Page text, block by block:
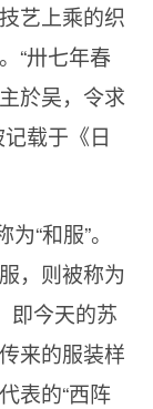
艺上乘的织
“卅七年春
於吴，令求
载于《日
“和服”。
，则被称为
即今天的苏
来的服装样
表的“西阵